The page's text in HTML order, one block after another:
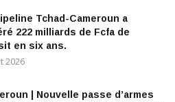
Tchad-Cameroun a
222 milliards de Fcfa de
en six ans.
2026
| Nouvelle passe d’armes